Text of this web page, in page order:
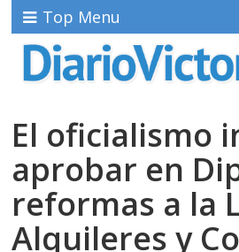
Top Menu
El oficialismo
aprobar en
reformas a la
Alquileres y